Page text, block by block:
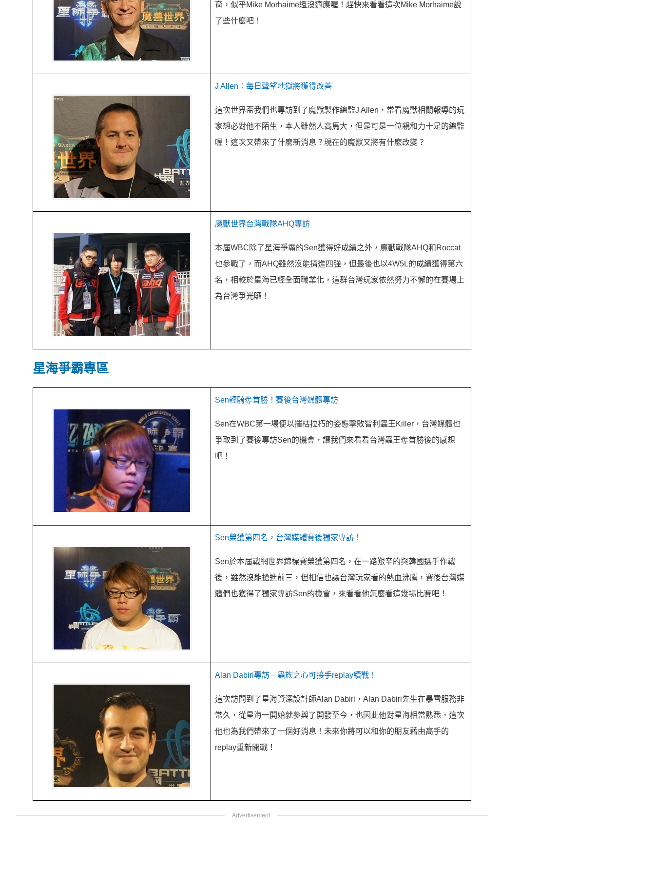
育，似乎Mike Morhaime還沒適應喔！趕快來看看這次Mike Morhaime說
了些什麼吧！
J Allen：每日聲望地獄將獲得改善
這次世界盃我們也專訪到了魔獸製作總監J Allen，常看魔獸相關報導的玩
家想必對他不陌生，本人雖然人高馬大，但是可是一位親和力十足的總監
喔！這次又帶來了什麼新消息？現在的魔獸又將有什麼改變？
魔獸世界台灣戰隊AHQ專訪
本屆WBC除了星海爭霸的Sen獲得好成績之外，魔獸戰隊AHQ和Roccat
也參戰了，而AHQ雖然沒能擠進四強，但最後也以4W5L的成績獲得第六
名，相較於星海已經全面職業化，這群台灣玩家依然努力不懈的在賽場上
為台灣爭光囉！
星海爭霸專區
Sen輕騎奪首勝！賽後台灣媒體專訪
Sen在WBC第一場便以摧枯拉朽的姿態擊敗智利蟲王Killer，台灣媒體也
爭取到了賽後專訪Sen的機會，讓我們來看看台灣蟲王奪首勝後的感想
吧！
Sen榮獲第四名，台灣媒體賽後獨家專訪！
Sen於本屆戰網世界錦標賽榮獲第四名，在一路艱辛的與韓國選手作戰
後，雖然沒能搶進前三，但相信也讓台灣玩家看的熱血沸騰，賽後台灣媒
體們也獲得了獨家專訪Sen的機會，來看看他怎麼看這幾場比賽吧！
Alan Dabiri專訪－蟲族之心可接手replay續戰！
這次訪問到了星海資深設計師Alan Dabiri，Alan Dabiri先生在暴雪服務非
常久，從星海一開始就參與了開發至今，也因此他對星海相當熟悉，這次
他也為我們帶來了一個好消息！未來你將可以和你的朋友藉由高手的
replay重新開戰！